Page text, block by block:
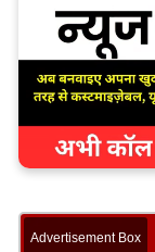
Advertisement Box